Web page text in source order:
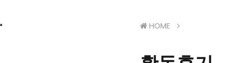
HOME